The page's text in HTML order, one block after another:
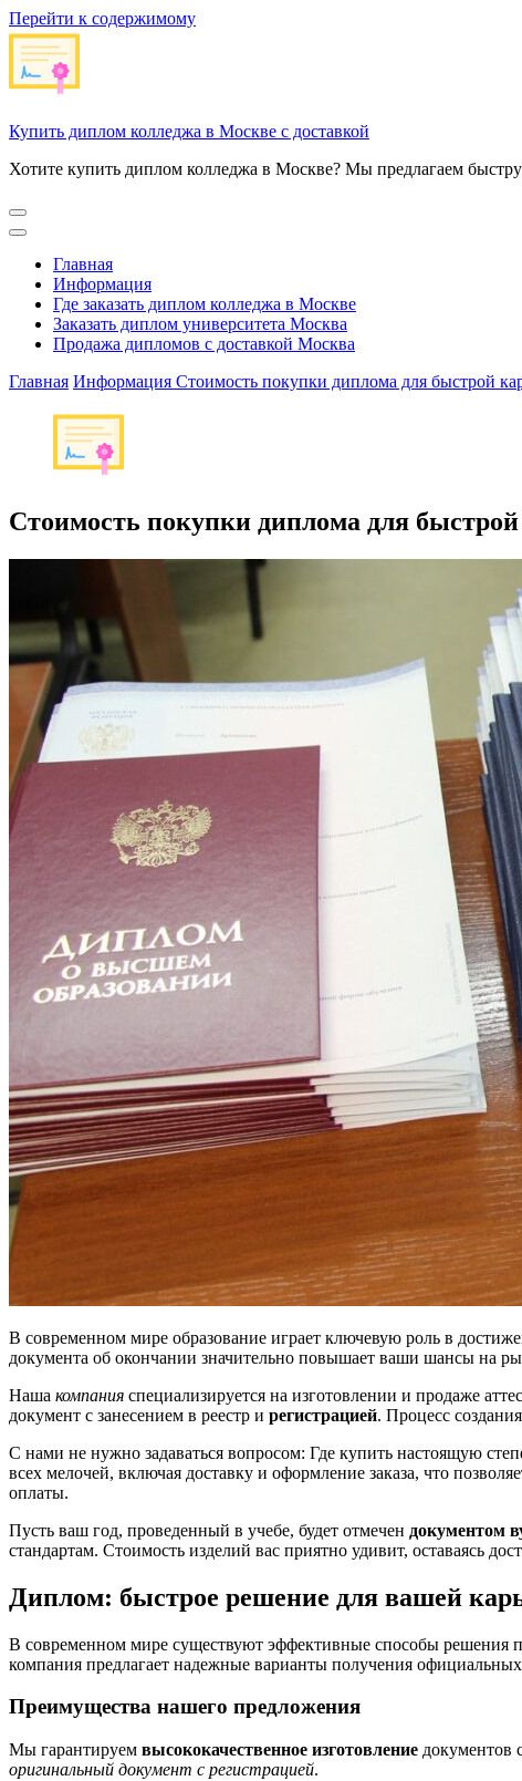
Перейти к содержимому
Купить диплом колледжа в Москве с доставкой
Хотите купить диплом колледжа в Москве? Мы предлагаем
Главная
Информация
Где заказать диплом колледжа в Москве
Заказать диплом университета Москва
Продажа дипломов с доставкой Москва
Главная Информация Стоимость покупки диплома для быстрой
Стоимость покупки диплома для
В современном мире образование играет ключевую роль в
документа об окончании значительно повышает ваши шансы на
Наша компания специализируется на изготовлении и продаже
документ с занесением в реестр и регистрацией. Процесс
С нами не нужно задаваться вопросом: Где купить настоящую
всех мелочей, включая доставку и оформление заказа, что
оплаты.
Пусть ваш год, проведенный в учебе, будет отмечен документом
стандартам. Стоимость изделий вас приятно удивит, оставаясь
Диплом: быстрое решение для вашей
В современном мире существуют эффективные способы решения
компания предлагает надежные варианты получения
Преимущества нашего предложения
Мы гарантируем высококачественное изготовление документов
оригинальный документ с регистрацией.